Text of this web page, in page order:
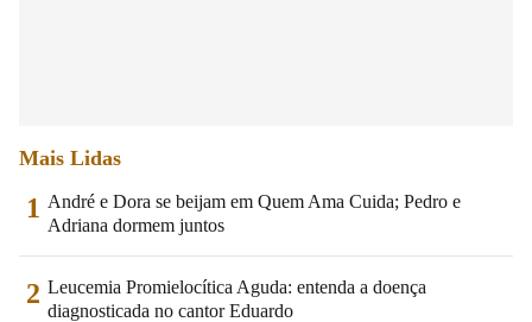
Mais Lidas
1 André e Dora se beijam em Quem Ama Cuida; Pedro e
Adriana dormem juntos
2 Leucemia Promielocítica Aguda: entenda a doença
diagnosticada no cantor Eduardo